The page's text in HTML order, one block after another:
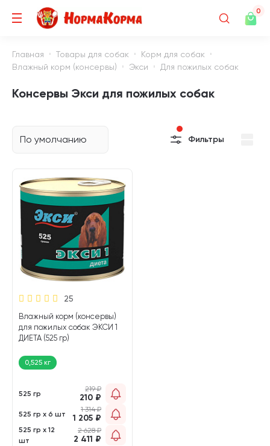
0
Главная Товары для собак
Корм для собак
Влажный корм (консервы)
Экси Для пожилых собак
Консервы Экси для пожилых собак
По умолчанию Фильтры
25
Влажный корм (консервы)
для пожилых собак ЭКСИ 1
ДИЕТА (525 гр)
0,525 кг
525 гр
219₽
210 ₽
525 гр х 6 шт
1 314₽
1 205 ₽
525 гр х 12
шт
2 628₽
2 411 ₽